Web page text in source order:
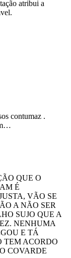
atribui a
contumaz .
QUE O
É
VÃO SE
A NÃO SER
SUJO QUE A
NENHUMA
E TÁ
TEM ACORDO
COVARDE